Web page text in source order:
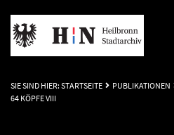
SIE SIND HIER: STARTSEITE PUBLIKATIONEN
64 KÖPFE VIII